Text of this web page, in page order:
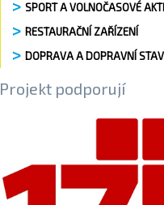
SPORT A VOLNOČASOVÉ
RESTAURAČNÍ ZAŘÍZENÍ
DOPRAVA A DOPRAVNÍ
Projekt podporují